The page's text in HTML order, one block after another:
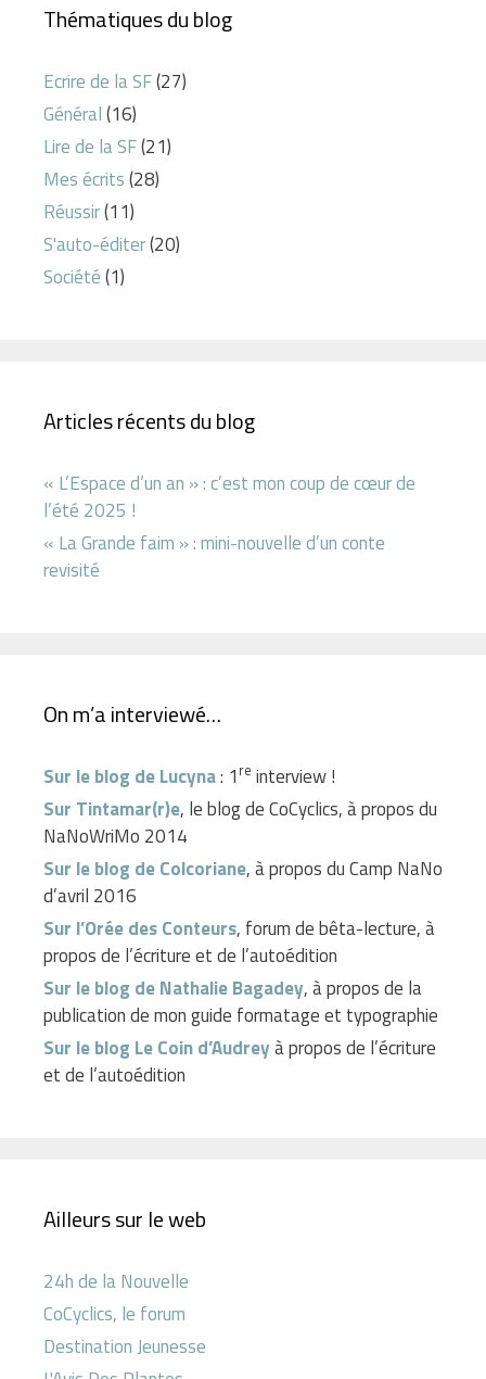
Thématiques du blog
Ecrire de la SF(27)
Général(16)
Lire de la SF(21)
Mes écrits(28)
Réussir(11)
S'auto-éditer(20)
Société(1)
Articles récents du blog
« L’Espace d’un an » : c’est mon coup de cœur de
l’été 2025 !
« La Grande faim » : mini-nouvelle d’un conte
revisité
On m’a interviewé…
Sur le blog de Lucyna: 1 re interview !
Sur Tintamar(r)e, le blog de CoCyclics, à propos du
NaNoWriMo 2014
Sur le blog de Colcoriane, à propos du Camp NaNo
d’avril 2016
Sur l’Orée des Conteurs, forum de bêta-lecture, à
propos de l’écriture et de l’autoédition
Sur le blog de Nathalie Bagadey, à propos de la
publication de mon guide formatage et typographie
Sur le blog Le Coin d’Audreyà propos de l’écriture
et de l’autoédition
Ailleurs sur le web
24h de la Nouvelle
CoCyclics, le forum
Destination Jeunesse